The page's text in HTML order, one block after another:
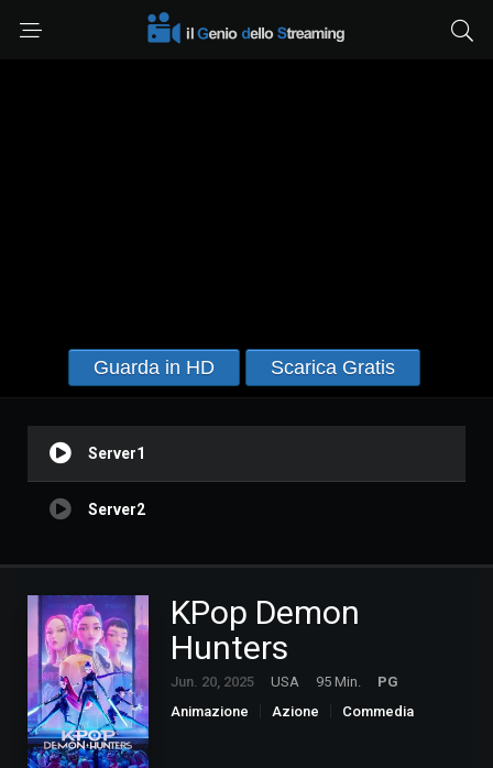
Guarda in HD Scarica Gratis
Server1
Server2
KPop Demon
Hunters
Jun. 20, 2025 USA 95 Min.
PG
Animazione
Azione
Commedia